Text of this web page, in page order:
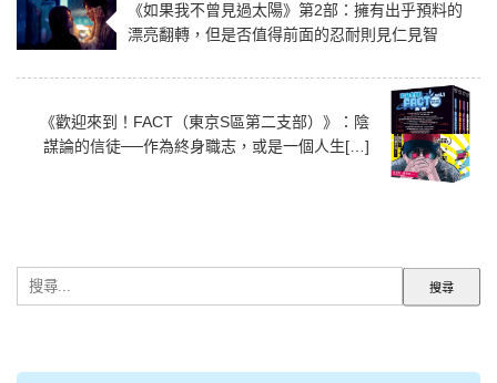
《如果我不曾見過太陽》第2部：擁有出乎預料的
漂亮翻轉，但是否值得前面的忍耐則見仁見智
《歡迎來到！FACT（東京S區第二支部）》：陰
謀論的信徒──作為終身職志，或是一個人生[…]
尋